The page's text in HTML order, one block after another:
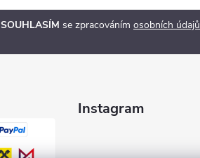
SOUHLASÍM se zpracováním osobních údajů
Instagram